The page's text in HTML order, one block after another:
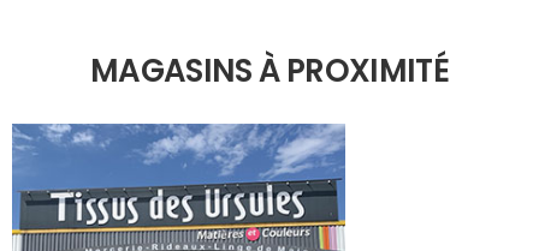
MAGASINS À PROXIMITÉ